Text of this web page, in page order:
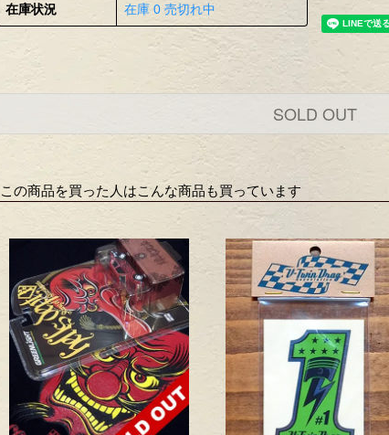
在庫状況 在庫 0 売切れ中
SOLD OUT
この商品を買った人はこんな商品も買っています